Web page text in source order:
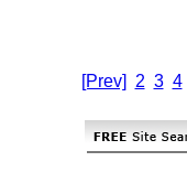
[Prev] 2 3 4